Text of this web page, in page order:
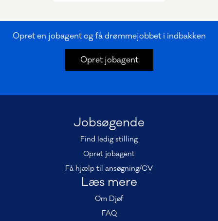
Opret en jobagent og få drømmejobbet i indbakken
Opret jobagent
Jobsøgende
Find ledig stilling
Opret jobagent
Få hjælp til ansøgning/CV
Læs mere
Om Djøf
FAQ